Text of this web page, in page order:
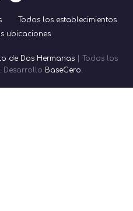
Todos los establecimientos
ubicaciones
de Dos Hermanas| Todos los
Desarrollo BaseCero.